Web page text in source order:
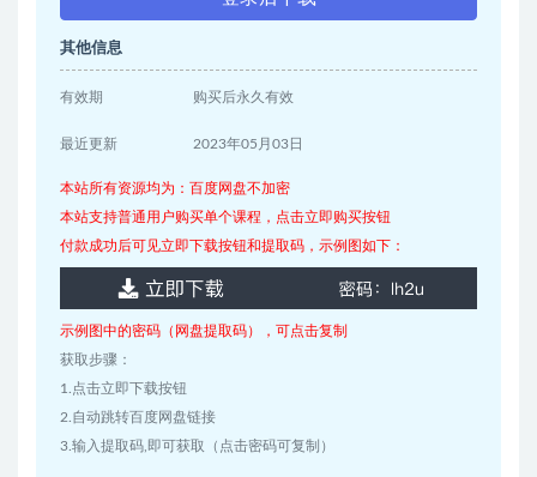
其他信息
有效期 购买后永久有效
最近更新 2023年05月03日
本站所有资源均为：百度网盘不加密
本站支持普通用户购买单个课程，点击立即购买按钮
付款成功后可见立即下载按钮和提取码，示例图如下：
示例图中的密码（网盘提取码），可点击复制
获取步骤：
1.点击立即下载按钮
2.自动跳转百度网盘链接
3.输入提取码,即可获取（点击密码可复制）